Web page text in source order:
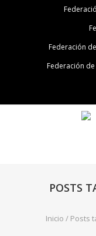
Federación
Federación
POSTS
Inicio / Posts